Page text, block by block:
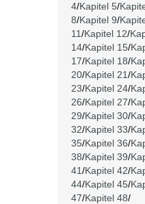
4/Kapitel 5/
8/Kapitel 9/
11/Kapitel 12/
14/Kapitel 15/
17/Kapitel 18/
20/Kapitel 21/
23/Kapitel 24/
26/Kapitel 27/
29/Kapitel 30/
32/Kapitel 33/
35/Kapitel 36/
38/Kapitel 39/
41/Kapitel 42/
44/Kapitel 45/
47/Kapitel 48/